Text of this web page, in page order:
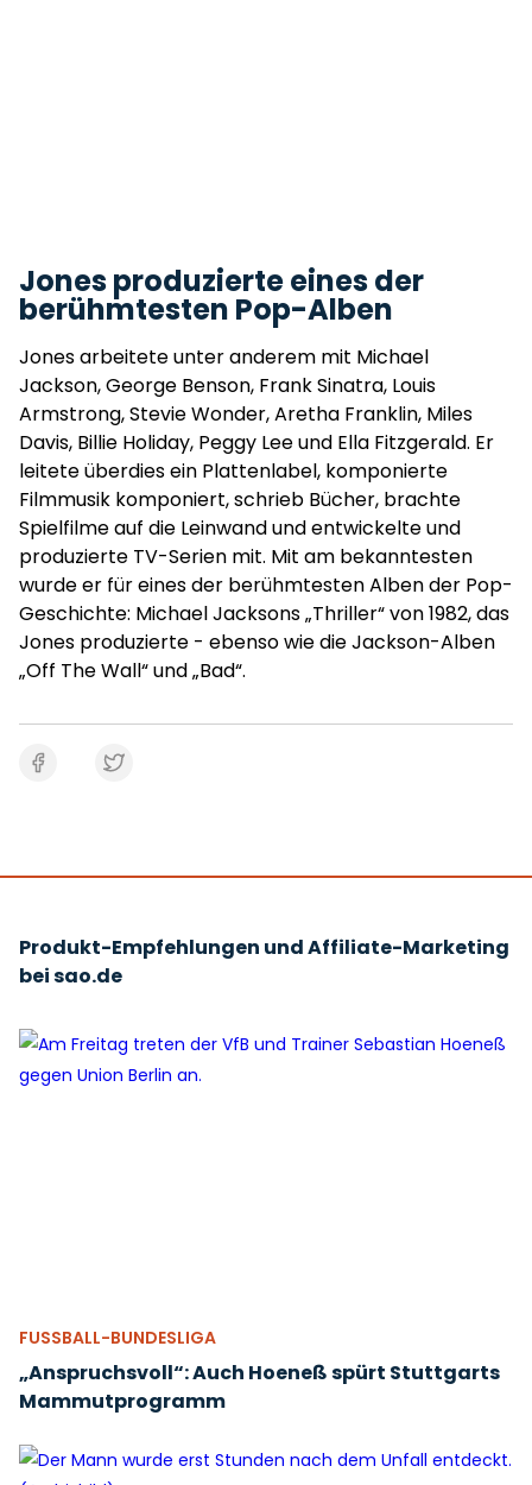
Jones produzierte eines der
berühmtesten Pop-Alben
Jones arbeitete unter anderem mit Michael
Jackson, George Benson, Frank Sinatra, Louis
Armstrong, Stevie Wonder, Aretha Franklin, Miles
Davis, Billie Holiday, Peggy Lee und Ella Fitzgerald. Er
leitete überdies ein Plattenlabel, komponierte
Filmmusik komponiert, schrieb Bücher, brachte
Spielfilme auf die Leinwand und entwickelte und
produzierte TV-Serien mit. Mit am bekanntesten
wurde er für eines der berühmtesten Alben der Pop-
Geschichte: Michael Jacksons „Thriller“ von 1982, das
Jones produzierte - ebenso wie die Jackson-Alben
„Off The Wall“ und „Bad“.
Produkt-Empfehlungen und Affiliate-Marketing
bei sao.de
FUSSBALL-BUNDESLIGA
„Anspruchsvoll“: Auch Hoeneß spürt Stuttgarts
Mammutprogramm